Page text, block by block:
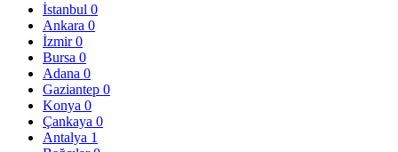
İstanbul 0
Ankara 0
İzmir0
Bursa 0
Adana 0
Gaziantep 0
Konya 0
Çankaya 0
Antalya 1